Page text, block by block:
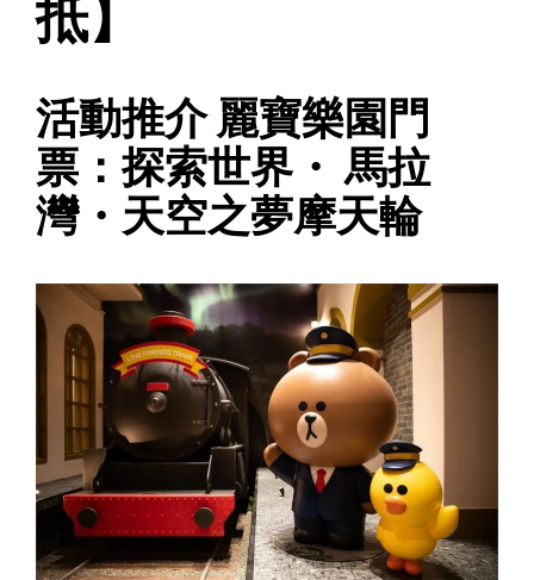
抵】
活動推介 麗寶樂園門
票：探索世界・ 馬拉
灣・天空之夢摩天輪